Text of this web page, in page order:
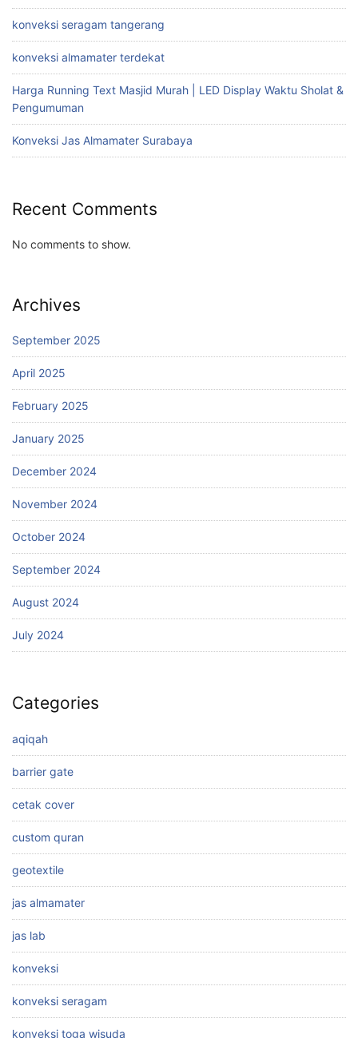
konveksi seragam tangerang
konveksi almamater terdekat
Harga Running Text Masjid Murah | LED Display Waktu Sholat &
Pengumuman
Konveksi Jas Almamater Surabaya
Recent Comments
No comments to show.
Archives
September 2025
April 2025
February 2025
January 2025
December 2024
November 2024
October 2024
September 2024
August 2024
July 2024
Categories
aqiqah
barrier gate
cetak cover
custom quran
geotextile
jas almamater
jas lab
konveksi
konveksi seragam
konveksi toga wisuda